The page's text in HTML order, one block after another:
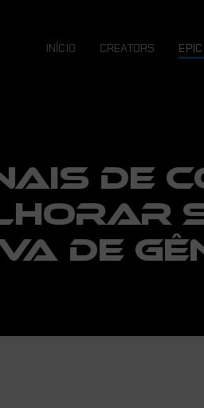
INÍCIO CREATORS
DE
DE